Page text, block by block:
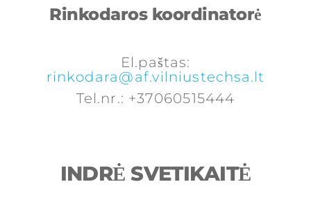
Rinkodaros koordinatorė
El.paštas:
rinkodara@af.vilniustechsa.lt
Tel.nr.: +37060515444
INDRĖ SVETIKAITĖ